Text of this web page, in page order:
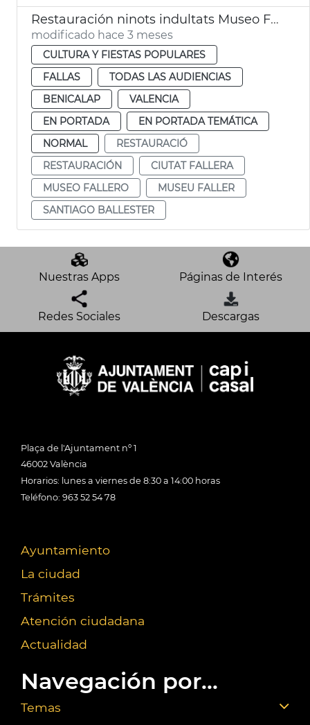
Restauración ninots indultats Museo Fallero València
modificado hace 3 meses
CULTURA Y FIESTAS POPULARES
FALLAS
TODAS LAS AUDIENCIAS
BENICALAP
VALENCIA
EN PORTADA
EN PORTADA TEMÁTICA
NORMAL
RESTAURACIÓ
RESTAURACIÓN
CIUTAT FALLERA
MUSEO FALLERO
MUSEU FALLER
SANTIAGO BALLESTER
Nuestras Apps Páginas de Interés
Redes Sociales Descargas
Plaça de l'Ajuntament nº 1
46002 València
Horarios: lunes a viernes de 8:30 a 14:00 horas
Teléfono: 963 52 54 78
Ayuntamiento
La ciudad
Trámites
Atención ciudadana
Actualidad
Navegación por...
Temas